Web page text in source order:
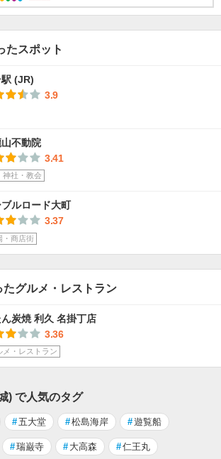
たスポット
(JR)
3.9
不動院
3.41
神社・教会
ルロード大町
3.37
・商店街
たグルメ・レストラン
炭焼 利久 名掛丁店
3.36
メ・レストラン
) で人気のタグ
#五大堂 #松島海岸 #遊覧船
#瑞巌寺 # 大高森 #仁王丸